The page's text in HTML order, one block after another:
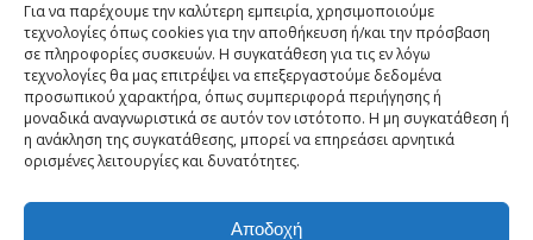
Για να παρέχουμε την καλύτερη εμπειρία, χρησιμοποιούμε
τεχνολογίες όπως cookies για την αποθήκευση ή/και την πρόσβαση
σε πληροφορίες συσκευών. Η συγκατάθεση για τις εν λόγω
τεχνολογίες θα μας επιτρέψει να επεξεργαστούμε δεδομένα
προσωπικού χαρακτήρα, όπως συμπεριφορά περιήγησης ή
μοναδικά αναγνωριστικά σε αυτόν τον ιστότοπο. Η μη συγκατάθεση ή
η ανάκληση της συγκατάθεσης, μπορεί να επηρεάσει αρνητικά
ορισμένες λειτουργίες και δυνατότητες.
Αποδοχή
EV 50 PLUS